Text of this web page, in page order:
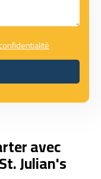
avec
Julian's